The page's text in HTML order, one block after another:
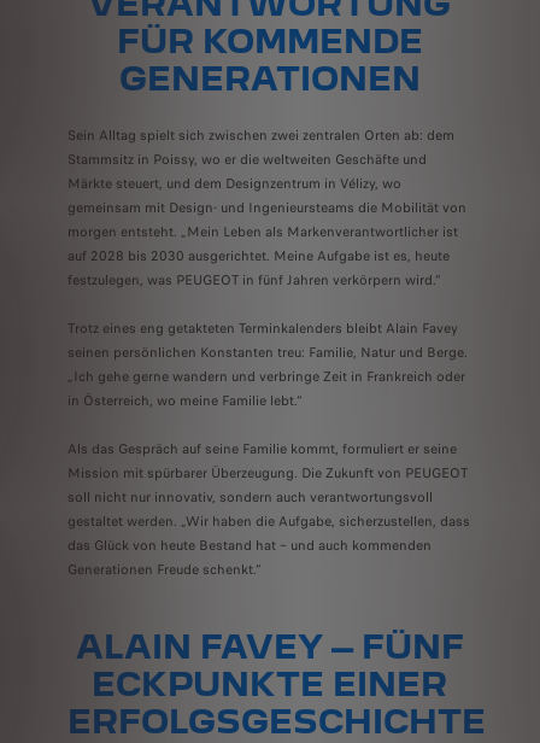
FÜR KOMMENDE
GENERATIONEN
Sein Alltag spielt sich zwischen zwei zentralen Orten ab: dem
Stammsitz in Poissy, wo er die weltweiten Geschäfte und
Märkte steuert, und dem Designzentrum in Vélizy, wo
gemeinsam mit Design- und Ingenieursteams die Mobilität von
morgen entsteht. „Mein Leben als Markenverantwortlicher ist
auf 2028 bis 2030 ausgerichtet. Meine Aufgabe ist es, heute
festzulegen, was PEUGEOT in fünf Jahren verkörpern wird.“
Trotz eines eng getakteten Terminkalenders bleibt Alain Favey
seinen persönlichen Konstanten treu: Familie, Natur und Berge.
„Ich gehe gerne wandern und verbringe Zeit in Frankreich oder
in Österreich, wo meine Familie lebt.“
Als das Gespräch auf seine Familie kommt, formuliert er seine
Mission mit spürbarer Überzeugung. Die Zukunft von PEUGEOT
soll nicht nur innovativ, sondern auch verantwortungsvoll
gestaltet werden. „Wir haben die Aufgabe, sicherzustellen, dass
das Glück von heute Bestand hat – und auch kommenden
Generationen Freude schenkt.“
ALAIN FAVEY – FÜNF
ECKPUNKTE EINER
ERFOLGSGESCHICHTE